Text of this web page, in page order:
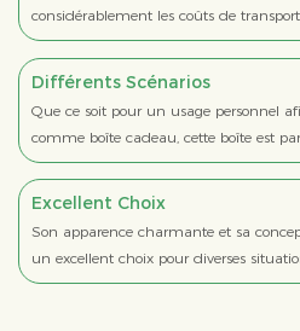
considérablement les coûts de
Différents Scénarios
Que ce soit pour un usage personnel
comme boîte cadeau, cette boîte est
Excellent Choix
Son apparence charmante et sa
un excellent choix pour diverses